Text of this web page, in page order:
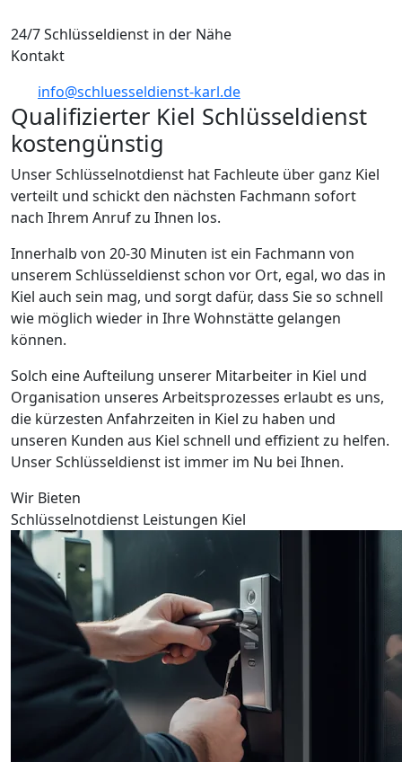
24/7 Schlüsseldienst in der Nähe
Kontakt
info@schluesseldienst-karl.de
Qualifizierter Kiel Schlüsseldienst
kostengünstig
Unser Schlüsselnotdienst hat Fachleute über ganz Kiel
verteilt und schickt den nächsten Fachmann sofort
nach Ihrem Anruf zu Ihnen los.
Innerhalb von 20-30 Minuten ist ein Fachmann von
unserem Schlüsseldienst schon vor Ort, egal, wo das in
Kiel auch sein mag, und sorgt dafür, dass Sie so schnell
wie möglich wieder in Ihre Wohnstätte gelangen
können.
Solch eine Aufteilung unserer Mitarbeiter in Kiel und
Organisation unseres Arbeitsprozesses erlaubt es uns,
die kürzesten Anfahrzeiten in Kiel zu haben und
unseren Kunden aus Kiel schnell und effizient zu helfen.
Unser Schlüsseldienst ist immer im Nu bei Ihnen.
Wir Bieten
Schlüsselnotdienst Leistungen Kiel